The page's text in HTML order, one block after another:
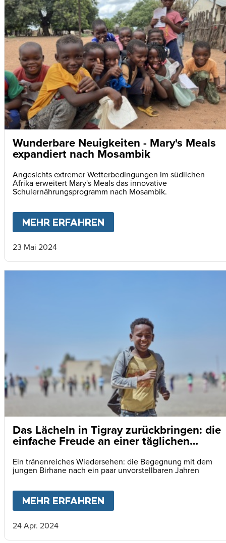
Wunderbare Neuigkeiten - Mary's Meals
expandiert nach Mosambik
Angesichts extremer Wetterbedingungen im südlichen
Afrika erweitert Mary's Meals das innovative
Schulernährungsprogramm nach Mosambik.
MEHR ERFAHREN
23 Mai 2024
Das Lächeln in Tigray zurückbringen: die
einfache Freude an einer täglichen
Ein tränenreiches Wiedersehen: die Begegnung mit dem
jungen Birhane nach ein paar unvorstellbaren Jahren
MEHR ERFAHREN
24 Apr. 2024